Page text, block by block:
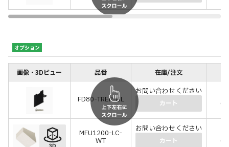
オプション
画像・3Dビュー 品番 在庫/注文
FD80-TREP-BL
お問い合わせください
カート (
MFU1200-LC-
WT
お問い合わせください
カート (